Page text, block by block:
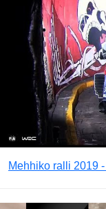
Mehhiko ralli 2019